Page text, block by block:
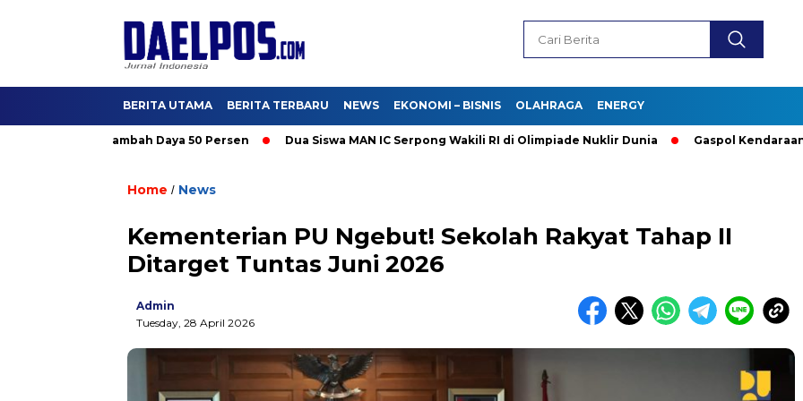
BERITA UTAMA BERITA TERBARU NEWS EKONOMI – BISNIS OLAHRAGA ENERGY
Promo Tambah Daya 50 Persen Dua Siswa MAN IC Serpong Wakili RI di Olimpiade Nuklir Dunia Gaspol Kendaraan
Home / News
Kementerian PU Ngebut! Sekolah Rakyat Tahap II
Ditarget Tuntas Juni 2026
Admin
Tuesday, 28 April 2026